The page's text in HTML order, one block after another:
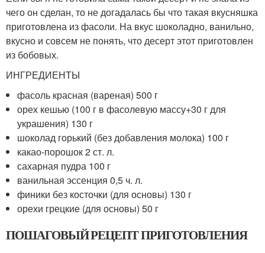
чего он сделан, то не догадалась бы что такая вкусняшка
приготовлена из фасоли. На вкус шоколадно, ванильно,
вкусно и совсем не понять, что десерт этот приготовлен
из бобовых.
ИНГРЕДИЕНТЫ
фасоль красная (вареная) 500 г
орех кешью (100 г в фасолевую массу+30 г для
украшения) 130 г
шоколад горький (без добавления молока) 100 г
какао-порошок 2 ст. л.
сахарная пудра 100 г
ванильная эссенция 0,5 ч. л.
финики без косточки (для основы) 130 г
орехи грецкие (для основы) 50 г
ПОШАГОВЫЙ РЕЦЕПТ ПРИГОТОВЛЕНИЯ